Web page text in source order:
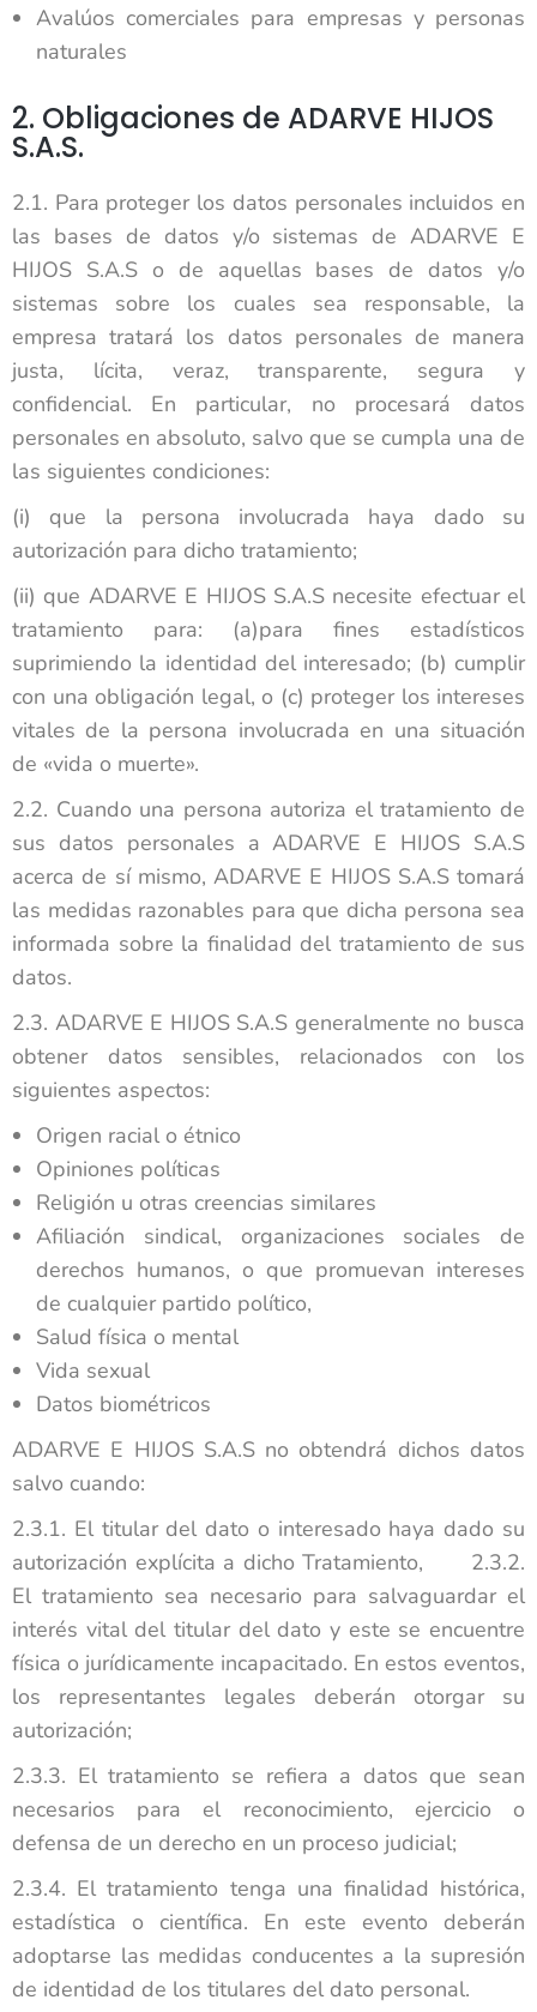
Avalúos comerciales para empresas y personas
naturales
2. Obligaciones de ADARVE HIJOS
S.A.S.
2.1. Para proteger los datos personales incluidos en
las bases de datos y/o sistemas de ADARVE E
HIJOS S.A.S o de aquellas bases de datos y/o
sistemas sobre los cuales sea responsable, la
empresa tratará los datos personales de manera
justa, lícita, veraz, transparente, segura y
confidencial. En particular, no procesará datos
personales en absoluto, salvo que se cumpla una de
las siguientes condiciones:
(i) que la persona involucrada haya dado su
autorización para dicho tratamiento;
(ii) que ADARVE E HIJOS S.A.S necesite efectuar el
tratamiento para: (a)para fines estadísticos
suprimiendo la identidad del interesado; (b) cumplir
con una obligación legal, o (c) proteger los intereses
vitales de la persona involucrada en una situación
de «vida o muerte».
2.2. Cuando una persona autoriza el tratamiento de
sus datos personales a ADARVE E HIJOS S.A.S
acerca de sí mismo, ADARVE E HIJOS S.A.S tomará
las medidas razonables para que dicha persona sea
informada sobre la finalidad del tratamiento de sus
datos.
2.3. ADARVE E HIJOS S.A.S generalmente no busca
obtener datos sensibles, relacionados con los
siguientes aspectos:
Origen racial o étnico
Opiniones políticas
Religión u otras creencias similares
Afiliación sindical, organizaciones sociales de
derechos humanos, o que promuevan intereses
de cualquier partido político,
Salud física o mental
Vida sexual
Datos biométricos
ADARVE E HIJOS S.A.S no obtendrá dichos datos
salvo cuando:
2.3.1. El titular del dato o interesado haya dado su
autorización explícita a dicho Tratamiento, 2.3.2.
El tratamiento sea necesario para salvaguardar el
interés vital del titular del dato y este se encuentre
física o jurídicamente incapacitado. En estos eventos,
los representantes legales deberán otorgar su
autorización;
2.3.3. El tratamiento se refiera a datos que sean
necesarios para el reconocimiento, ejercicio o
defensa de un derecho en un proceso judicial;
2.3.4. El tratamiento tenga una finalidad histórica,
estadística o científica. En este evento deberán
adoptarse las medidas conducentes a la supresión
de identidad de los titulares del dato personal.